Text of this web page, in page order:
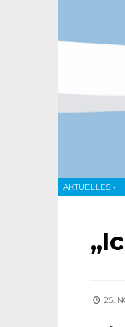
AKTUELLES •
25.